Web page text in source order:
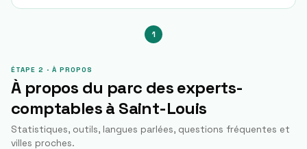
1
ÉTAPE 2 · À PROPOS
À propos du parc des experts-
comptables à Saint-Louis
Statistiques, outils, langues parlées, questions fréquentes et
villes proches.